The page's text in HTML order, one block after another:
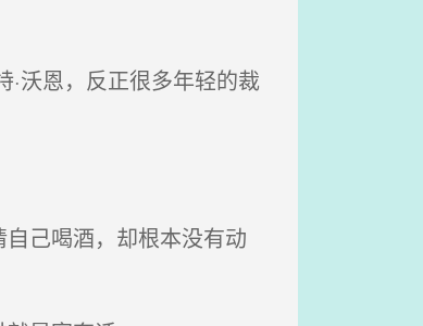
沃恩，反正很多年轻的裁
己喝酒，却根本没有动